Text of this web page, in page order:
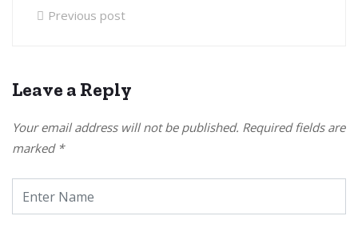
Previous post
Leave a Reply
Your email address will not be published. Required fields are
marked *